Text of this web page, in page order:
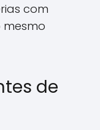
com
mesmo
de